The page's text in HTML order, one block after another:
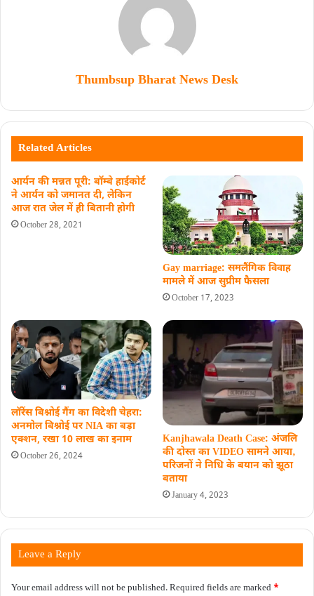
Thumbsup Bharat News Desk
Related Articles
आर्यन की मन्नत पूरी: बॉम्बे हाईकोर्ट
ने आर्यन को जमानत दी, लेकिन
आज रात जेल में ही बितानी होगी
October 28, 2021
Gay marriage: समलैंगिक विवाह
मामले में आज सुप्रीम फैसला
October 17, 2023
लॉरेंस बिश्नोई गैंग का विदेशी चेहरा:
अनमोल बिश्नोई पर NIA का बड़ा
एक्शन, रखा 10 लाख का इनाम
October 26, 2024
Kanjhawala Death Case: अंजलि
की दोस्त का VIDEO सामने आया‚
परिजनों ने निधि के बयान को झूठा
बताया
January 4, 2023
Leave a Reply
Your email address will not be published.Required fields are marked *